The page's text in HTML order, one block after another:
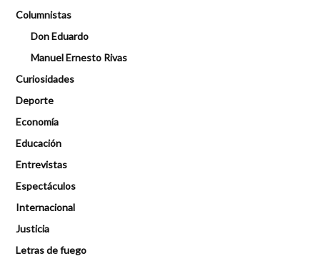
Columnistas
Don Eduardo
Manuel Ernesto Rivas
Curiosidades
Deporte
Economía
Educación
Entrevistas
Espectáculos
Internacional
Justicia
Letras de fuego